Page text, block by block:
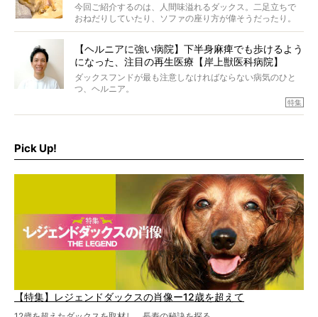
今回ご紹介するのは、人間味溢れるダックス。二足立ちで
おねだりしていたり、ソファの座り方が偉そうだったり。
今にも言葉を発しそうなダックスの姿は、もう人間にしか
【ヘルニアに強い病院】下半身麻痺でも歩けるよう
になった、注目の再生医療【岸上獣医科病院】
ダックスフンドが最も注意しなければならない病気のひと
つ、ヘルニア。
特集『ヘルニアに、負けない』では、ヘルニアに強い動物
病院のご紹介や、ヘルニアを乗り越えたご家族のインタビ
を点滴投与する治療により、歩けなかった子が投与37日で
特集
Pick Up!
【特集】レジェンドダックスの肖像ー12歳を超えて